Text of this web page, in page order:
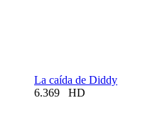
La caída de Diddy
6.369
HD